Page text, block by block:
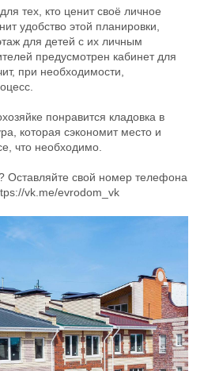
тех, кто ценит своё личное
удобство этой планировки,
для детей с их личным
предусмотрен кабинет для
при необходимости,
понравится кладовка в
которая сэкономит место и
что необходимо.
Оставляйте свой номер телефона
vk.me/evrodom_vk